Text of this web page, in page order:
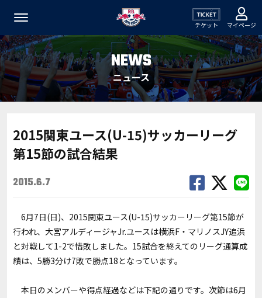
チケット マイページ
NEWS
ニュース
2015関東ユース(U-15)サッカーリーグ
第15節の試合結果
2015.6.7
6月7日(日)、2015関東ユース(U-15)サッカーリーグ第15節が
行われ、大宮アルディージャJr.ユースは横浜F・マリノスJY追浜
と対戦して1-2で惜敗しました。15試合を終えてのリーグ通算成
績は、5勝3分け7敗で勝点18となっています。
本日のメンバーや得点経過などは下記の通りです。次節は6月